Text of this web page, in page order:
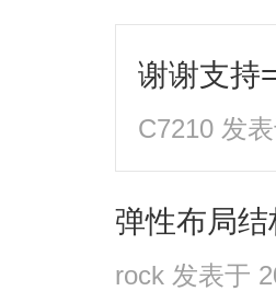
谢谢支持
C7210 发
弹性布局
rock 发表于